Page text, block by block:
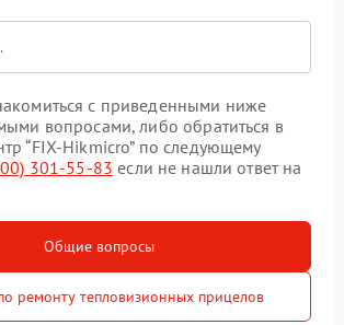
с приведенными ниже
вопросами, либо обратиться в
“FIX-Hikmicro” по следующему
301-55-83 если не нашли ответ на
Общие вопросы
ремонту тепловизионных прицелов